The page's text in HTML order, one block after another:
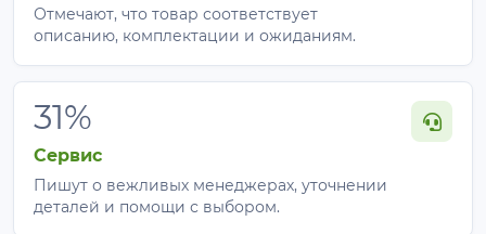
Отмечают, что товар соответствует
описанию, комплектации и ожиданиям.
31%
Сервис
Пишут о вежливых менеджерах, уточнении
деталей и помощи с выбором.